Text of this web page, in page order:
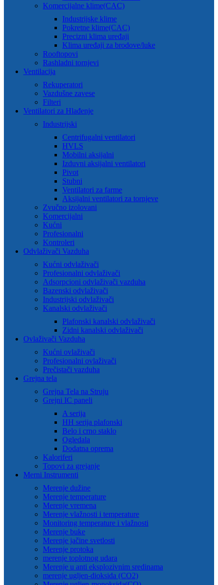
Komercijalne klime(CAC)
Industrijske klime
Pokretne klime(CAC)
Precizni klima uređaji
Klima uređaji za brodove/luke
Rooftopovi
Rashladni tornjevi
Ventilacija
Rekuperatori
Vazdušne zavese
Filteri
Ventilatori za Hlađenje
Industrijski
Centrifugalni ventilatori
HVLS
Mobilni aksijalni
Izduvni aksijalni ventilatori
Pivot
Stubni
Ventilatori za farme
Aksijalni ventilatori za tornjeve
Zvučno izolovani
Komercijalni
Kućni
Profesionalni
Kontroleri
Odvlaživači Vazduha
Kućni odvlaživači
Profesionalni odvlaživači
Adsorpcioni odvlaživači vazduha
Bazenski odvlaživači
Industrijski odvlaživači
Kanalski odvlaživači
Plafonski kanalski odvlaživači
Zidni kanalski odvlaživači
Ovlaživači Vazduha
Kućni ovlaživači
Profesionalni ovlaživači
Prečistači vazduha
Grejna tela
Grejna Tela na Struju
Grejni IC paneli
A serija
HH serija plafonski
Belo i crno staklo
Ogledala
Dodatna oprema
Kaloriferi
Topovi za grejanje
Merni Instrumenti
Merenje dužine
Merenje temperature
Merenje vremena
Merenje vlažnosti i temperature
Monitoring temperature i vlažnosti
Merenje buke
Merenje jačine svetlosti
Merenje protoka
merenje toplotnog udara
Merenje u anti eksplozivnim sredinama
merenje ugljen-dioksida (CO2)